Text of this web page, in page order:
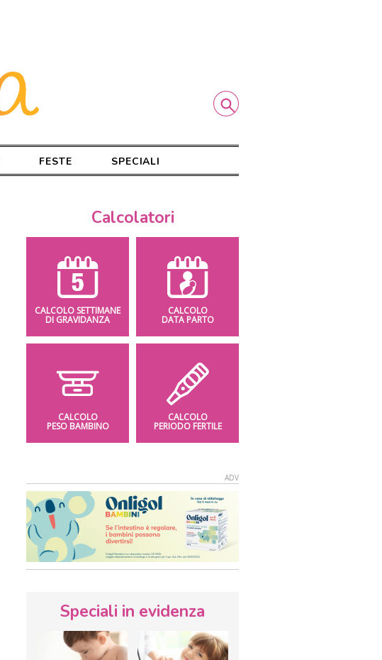
FESTE SPECIALI
Calcolatori
CALCOLO SETTIMANE
DI GRAVIDANZA
CALCOLO
DATA PARTO
CALCOLO
PESO BAMBINO
CALCOLO
PERIODO FERTILE
Speciali in evidenza